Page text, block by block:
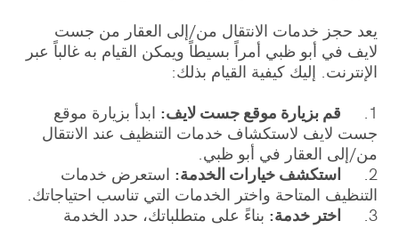
يعد حجز خدمات الانتقال من/إلى العقار من جست
لايف في أبو ظبي أمراً بسيطاً ويمكن القيام به غالباً عبر
الإنترنت. إليك كيفية القيام بذلك:
1.
قم بزيارة موقع جست لايف: ابدأ بزيارة موقع
جست لايف لاستكشاف خدمات التنظيف عند الانتقال
من/إلى العقار في أبو ظبي.
2.
استكشف خيارات الخدمة: استعرض خدمات
التنظيف المتاحة واختر الخدمات التي تناسب احتياجاتك.
3.
اختر خدمة: بناءً على متطلباتك، حدد الخدمة